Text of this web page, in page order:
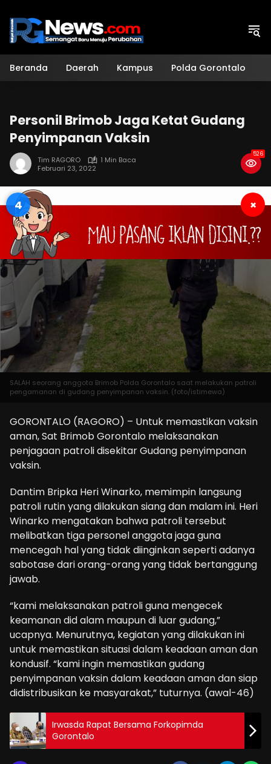
konten
Beranda Daerah Kampus Polda Gorontalo
Personil Brimob Jaga Ketat Gudang
Penyimpanan Vaksin
Tim RAGORO
1 Min Baca
Februari 23, 2022
526
3 ×
SALAH seorang anggota Brimob Polda Gorontalo saat melakukan patroli
pengamanan di gudang penyimpanan vaksin. (foto/istimewa)
GORONTALO (RAGORO) – Untuk memastikan vaksin
aman, Sat Brimob Gorontalo melaksanakan
penjagaan patroli disekitar Gudang penyimpanan
vaksin.
Dantim Bripka Heri Winarko, memimpin langsung
patroli rutin yang dilakukan siang dan malam ini. Heri
Winarko mengatakan bahwa patroli tersebut
melibatkan tiga personel anggota jaga guna
mencegah hal yang tidak diinginkan seperti adanya
sabotase dari orang-orang yang tidak bertanggung
jawab.
“kami melaksanakan patroli guna mengecek
keamanan did alam maupun di luar gudang,”
ucapnya. Menurutnya, kegiatan yang dilakukan ini
untuk memastikan situasi dalam keadaan aman dan
kondusif. “kami ingin memastikan gudang
penyimpanan vaksin dalam keadaan aman dan siap
didistribusikan ke masyarakat,” tuturnya. (awal-46)
Irwasda Rapat Bersama Forkopimda
Gorontalo